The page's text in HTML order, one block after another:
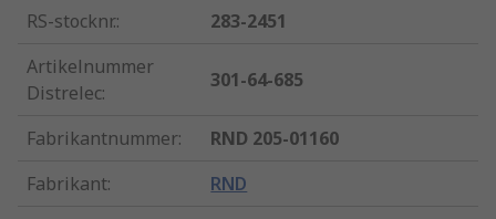
RS-stocknr.:
283-2451
Artikelnummer
Distrelec:
301-64-685
Fabrikantnummer:
RND 205-01160
Fabrikant: RND